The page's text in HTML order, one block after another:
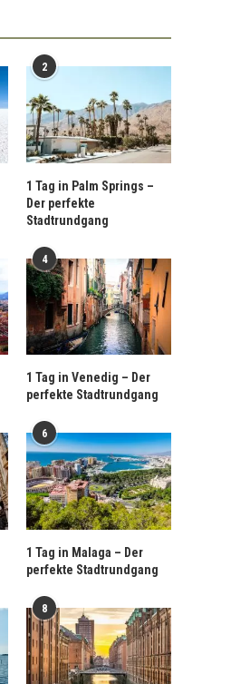
2
1 Tag in Palm Springs –
Der perfekte
Stadtrundgang
4
1 Tag in Venedig – Der
perfekte Stadtrundgang
6
1 Tag in Malaga – Der
perfekte Stadtrundgang
8